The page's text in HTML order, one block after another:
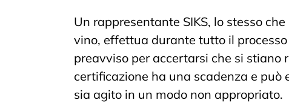
Un rappresentante SIKS, lo stesso
vino, effettua durante tutto il
preavviso per accertarsi che si stiano
certificazione ha una scadenza e
sia agito in un modo non appropriato.